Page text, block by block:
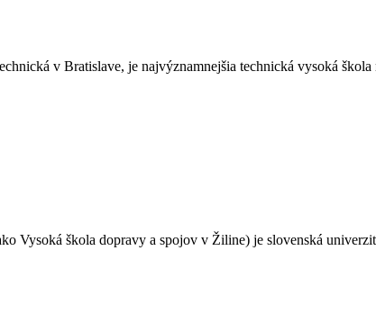
v Bratislave, je najvýznamnejšia technická vysoká škola
Vysoká škola dopravy a spojov v Žiline) je slovenská